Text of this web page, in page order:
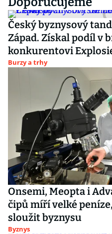
Český byznysový
Západ. Získal podíl v
konkurentovi
Burzy a trhy
Onsemi, Meopta i
čipů míří velké
sloužit byznysu
Byznys